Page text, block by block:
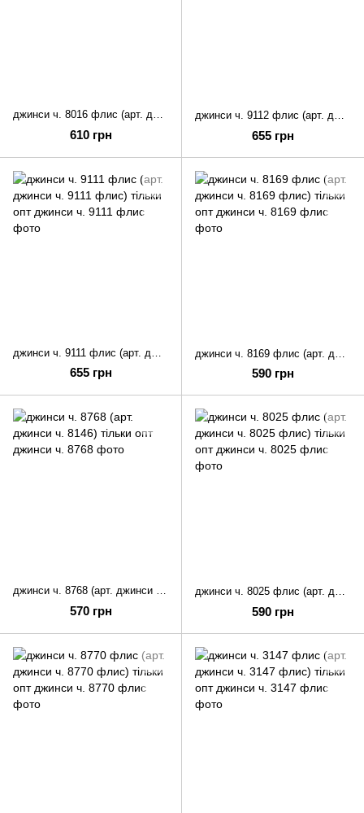
джинси ч. 8016 флис (арт. джинси ч. 8016 флис) тільки опт
610 грн
джинси ч. 9112 флис (арт. джинси ч. 9112 флис) тільки опт
655 грн
655 грн 590 грн
джинси ч. 8768 (арт. джинси ч. 8146) тільки опт
570 грн
джинси ч. 8025 флис (арт. джинси ч. 8025 флис) тільки опт
590 грн